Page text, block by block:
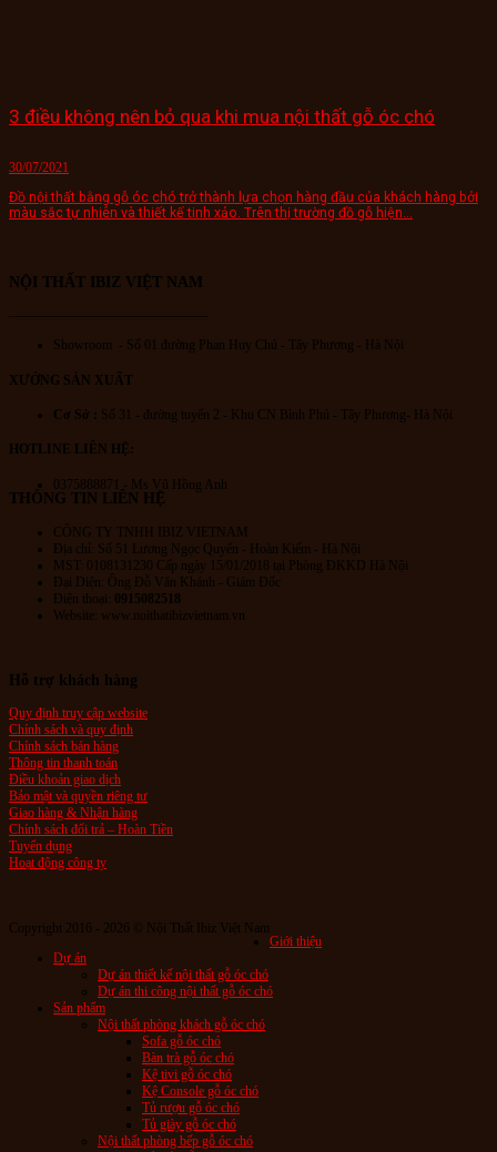
3 điều không nên bỏ qua khi mua nội thất gỗ óc chó
30/07/2021
Đồ nội thất bằng gỗ óc chó trở thành lựa chọn hàng đầu của khách hàng bởi
màu sắc tự nhiên và thiết kế tinh xảo. Trên thị trường đồ gỗ hiện...
NỘI THẤT IBIZ VIỆT NAM
Showroom - Số 01 đường Phan Huy Chú - Tây Phương - Hà Nội
XƯỞNG SẢN XUẤT
Cơ Sở : Số 31 - đường tuyến 2 - Khu CN Bình Phú - Tây Phương- Hà Nội
HOTLINE LIÊN HỆ:
0375888871 - Ms Vũ Hồng Anh
THÔNG TIN LIÊN HỆ
CÔNG TY TNHH IBIZ VIETNAM
Địa chỉ: Số 51 Lương Ngọc Quyến - Hoàn Kiếm - Hà Nội
MST: 0108131230 Cấp ngày 15/01/2018 tại Phòng ĐKKD Hà Nội
Đại Diện: Ông Đỗ Văn Khánh - Giám Đốc
Điện thoại: 0915082518
Website: www.noithatibizvietnam.vn
Hỗ trợ khách hàng
Quy định truy cập website
Chính sách và quy định
Chính sách bán hàng
Thông tin thanh toán
Điều khoản giao dịch
Bảo mật và quyền riêng tư
Giao hàng & Nhận hàng
Chính sách đổi trả – Hoàn Tiền
Tuyển dụng
Hoạt động công ty
Copyright 2016 - 2026 © Nội Thất Ibiz Việt Nam
Giới thiệu
Dự án
Dự án thiết kế nội thất gỗ óc chó
Dự án thi công nội thất gỗ óc chó
Sản phẩm
Nội thất phòng khách gỗ óc chó
Sofa gỗ óc chó
Bàn trà gỗ óc chó
Kệ tivi gỗ óc chó
Kệ Console gỗ óc chó
Tủ rượu gỗ óc chó
Tủ giày gỗ óc chó
Nội thất phòng bếp gỗ óc chó